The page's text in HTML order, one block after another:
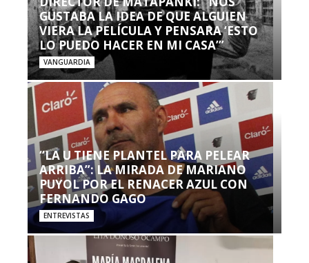
GUSTABA LA IDEA DE QUE ALGUIEN
VIERA LA PELÍCULA Y PENSARA ‘ESTO
LO PUEDO HACER EN MI CASA’”
VANGUARDIA
“LA U TIENE PLANTEL PARA PELEAR
ARRIBA”: LA MIRADA DE MARIANO
PUYOL POR EL RENACER AZUL CON
FERNANDO GAGO
ENTREVISTAS